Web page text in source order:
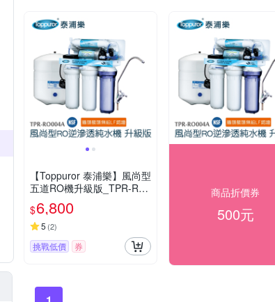
【Toppuror 泰浦樂】風尚型
五道RO機升級版_TPR-RO
004A (不含基本安裝)
$6,800
5 (2)
挑戰低價 券
商品折價券
500元